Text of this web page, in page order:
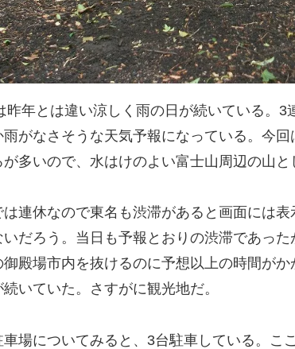
年とは違い涼しく雨の日が続いている。3
雨がなさそうな天気予報になっている。今
多いので、水はけのよい富士山周辺の山と
連休なので東名も渋滞があると画面には
だろう。当日も予報とおりの渋滞であっ
殿場市内を抜けるのに予想以上の時間がか
いていた。さすがに観光地だ。
場についてみると、3台駐車している。こ